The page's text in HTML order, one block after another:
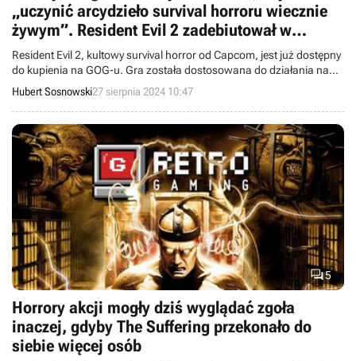
„uczynić arcydzieło survival horroru wiecznie
żywym”. Resident Evil 2 zadebiutował w
polskim sklepie GOG
Resident Evil 2, kultowy survival horror od Capcom, jest już dostępny
do kupienia na GOG-u. Gra została dostosowana do działania na
współczesnych pecetach.
Hubert Sosnowski27 sierpnia 2024 10:47
5
Horrory akcji mogły dziś wyglądać zgoła
inaczej, gdyby The Suffering przekonało do
siebie więcej osób